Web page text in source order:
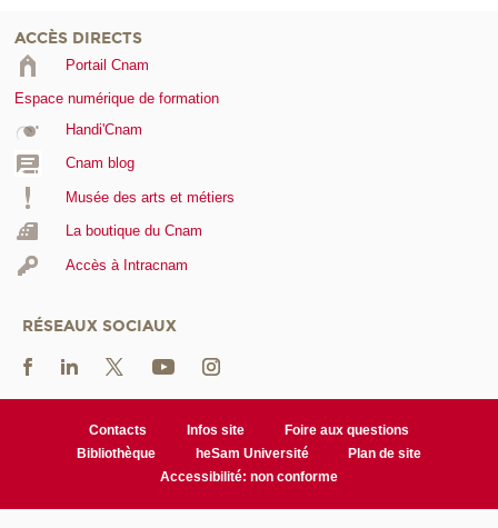
ACCÈS DIRECTS
Portail Cnam
Espace numérique de formation
Handi'Cnam
Cnam blog
Musée des arts et métiers
La boutique du Cnam
Accès à Intracnam
RÉSEAUX SOCIAUX
Contacts Infos site
Foire aux questions
Bibliothèque
heSam Université
Plan de site
Accessibilité: non conforme